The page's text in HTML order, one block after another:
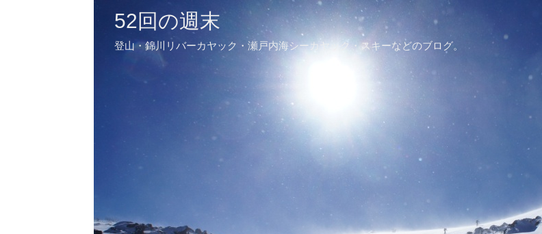
52回の週末
登山・錦川リバーカヤック・瀬戸内海シーカヤック・スキーなどのブログ。